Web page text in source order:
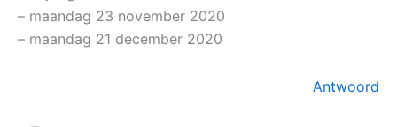
– maandag 23 november 2020
– maandag 21 december 2020
Antwoord